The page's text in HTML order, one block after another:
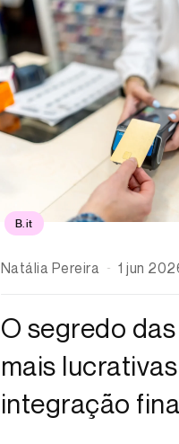
B.it
Natália Pereira 1 jun
O segredo
mais
integração